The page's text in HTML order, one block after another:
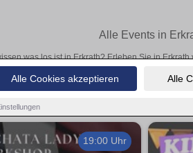
Alle Cookies akzeptieren Alle
Alle Events in
was los ist in Erkrath? Erleben Sie in
aufregende
19:00 Uhr